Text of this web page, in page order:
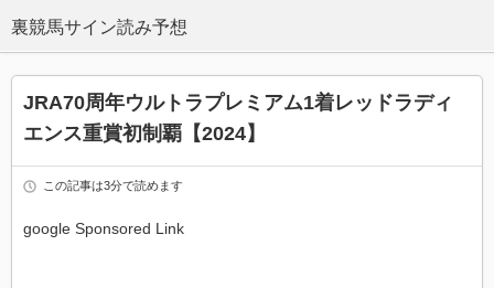
JRA70周年ウルトラプレミアム1着レッドラディ
エンス重賞初制覇【2024】
この記事は3分で読めます
google Sponsored Link